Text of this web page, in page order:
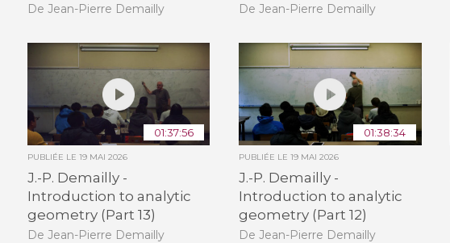
De Jean-Pierre Demailly De Jean-Pierre Demailly
01:37:56
PUBLIÉE LE 19 MAI 2026
J.-P. Demailly -
Introduction to analytic
geometry (Part 13)
De Jean-Pierre Demailly
01:38:34
PUBLIÉE LE19 MAI 2026
J.-P. Demailly -
Introduction to analytic
geometry (Part 12)
De Jean-Pierre Demailly